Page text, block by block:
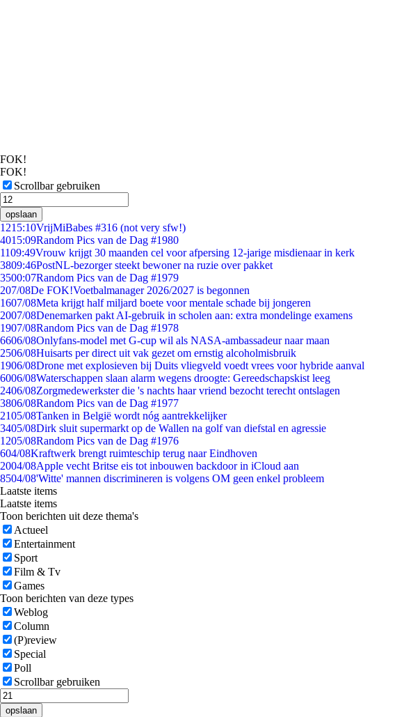
FOK!
FOK!
Scrollbar gebruiken
opslaan
1215:10VrijMiBabes #316 (not very sfw!)
4015:09Random Pics van de Dag #1980
1109:49Vrouw krijgt 30 maanden cel voor afpersing 12-jarige misdienaar in kerk
3809:46PostNL-bezorger steekt bewoner na ruzie over pakket
3500:07Random Pics van de Dag #1979
207/08De FOK!Voetbalmanager 2026/2027 is begonnen
1607/08Meta krijgt half miljard boete voor mentale schade bij jongeren
2007/08Denemarken pakt AI-gebruik in scholen aan: extra mondelinge examens
1907/08Random Pics van de Dag #1978
6606/08Onlyfans-model met G-cup wil als NASA-ambassadeur naar maan
2506/08Huisarts per direct uit vak gezet om ernstig alcoholmisbruik
1906/08Drone met explosieven bij Duits vliegveld voedt vrees voor hybride aanval
6006/08Waterschappen slaan alarm wegens droogte: Gereedschapskist leeg
2406/08Zorgmedewerkster die 's nachts haar vriend bezocht terecht ontslagen
3806/08Random Pics van de Dag #1977
2105/08Tanken in België wordt nóg aantrekkelijker
3405/08Dirk sluit supermarkt op de Wallen na golf van diefstal en agressie
1205/08Random Pics van de Dag #1976
604/08Kraftwerk brengt ruimteschip terug naar Eindhoven
2004/08Apple vecht Britse eis tot inbouwen backdoor in iCloud aan
8504/08'Witte' mannen discrimineren is volgens OM geen enkel probleem
Laatste items
Laatste items
Toon berichten uit deze thema's
Actueel
Entertainment
Sport
Film & Tv
Games
Toon berichten van deze types
Weblog
Column
(P)review
Special
Poll
Scrollbar gebruiken
opslaan